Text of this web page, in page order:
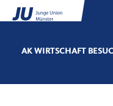
AK WIRTSCHAFT